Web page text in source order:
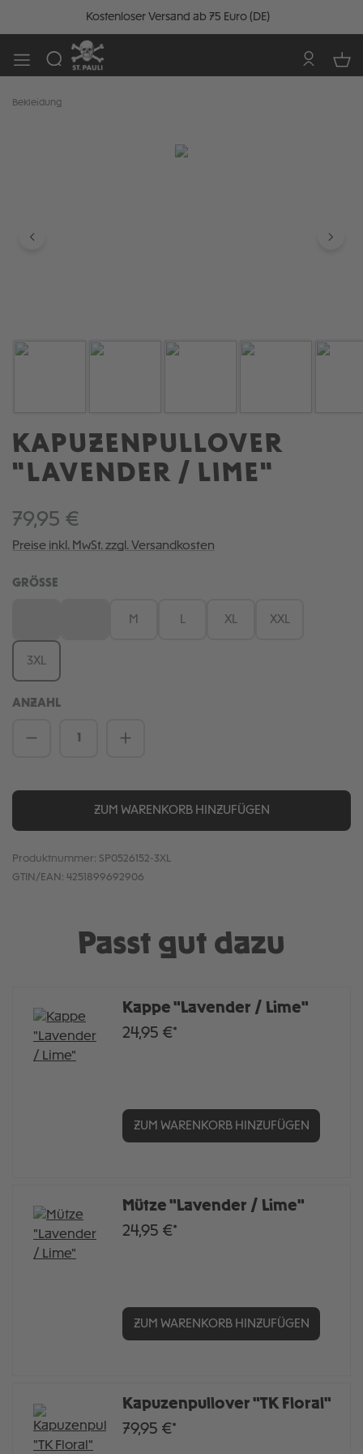
Kostenloser Versand ab 75 Euro (DE)
Bekleidung
KAPUZENPULLOVER
"LAVENDER / LIME"
79,95 €
Preise inkl. MwSt. zzgl. Versandkosten
GRÖSSE
M XL XXL
3XL
ANZAHL
Produkt Anzahl: Gib den gewünschten
ZUM WARENKORB HINZUFÜGEN
Produktnummer: SP0526152-3XL
GTIN/EAN: 4251899692906
Passt gut dazu
Kappe "Lavender / Lime"
24,95 €*
ZUM WARENKORB HINZUFÜGEN
Mütze "Lavender / Lime"
24,95 €*
ZUM WARENKORB HINZUFÜGEN
Kapuzenpullover "TK Floral"
79,95 €*